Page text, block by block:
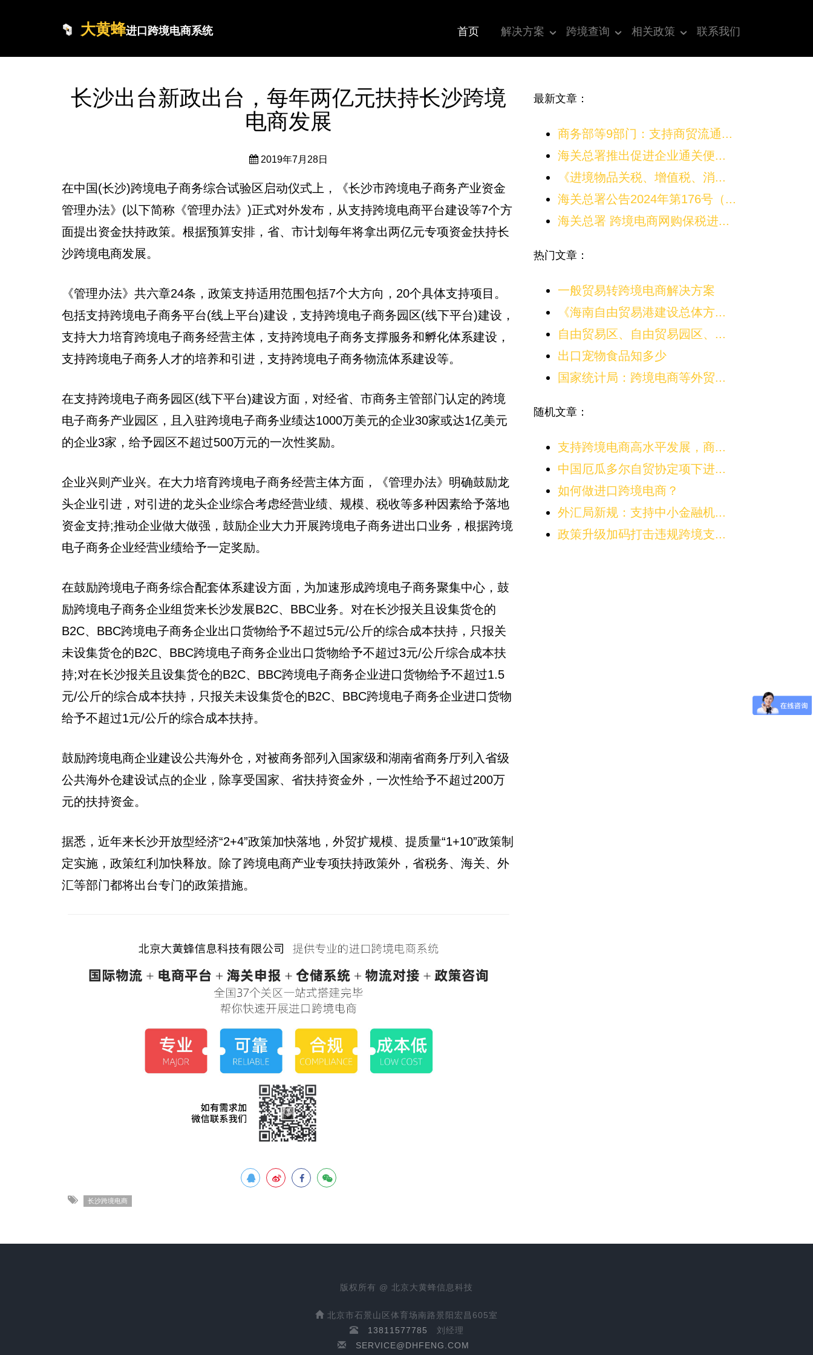
大黄蜂进口跨境电商系统 首页 解决方案 跨境查询 相关政策 联系我们
长沙出台新政出台，每年两亿元扶持长沙跨境
电商发展
2019年7月28日
在中国(长沙)跨境电子商务综合试验区启动仪式上，《长沙市跨境电子商务产业资金
管理办法》(以下简称《管理办法》)正式对外发布，从支持跨境电商平台建设等7个方
面提出资金扶持政策。根据预算安排，省、市计划每年将拿出两亿元专项资金扶持长
沙跨境电商发展。
《管理办法》共六章24条，政策支持适用范围包括7个大方向，20个具体支持项目。
包括支持跨境电子商务平台(线上平台)建设，支持跨境电子商务园区(线下平台)建设，
支持大力培育跨境电子商务经营主体，支持跨境电子商务支撑服务和孵化体系建设，
支持跨境电子商务人才的培养和引进，支持跨境电子商务物流体系建设等。
在支持跨境电子商务园区(线下平台)建设方面，对经省、市商务主管部门认定的跨境
电子商务产业园区，且入驻跨境电子商务业绩达1000万美元的企业30家或达1亿美元
的企业3家，给予园区不超过500万元的一次性奖励。
企业兴则产业兴。在大力培育跨境电子商务经营主体方面，《管理办法》明确鼓励龙
头企业引进，对引进的龙头企业综合考虑经营业绩、规模、税收等多种因素给予落地
资金支持;推动企业做大做强，鼓励企业大力开展跨境电子商务进出口业务，根据跨境
电子商务企业经营业绩给予一定奖励。
在鼓励跨境电子商务综合配套体系建设方面，为加速形成跨境电子商务聚集中心，鼓
励跨境电子商务企业组货来长沙发展B2C、BBC业务。对在长沙报关且设集货仓的
B2C、BBC跨境电子商务企业出口货物给予不超过5元/公斤的综合成本扶持，只报关
未设集货仓的B2C、BBC跨境电子商务企业出口货物给予不超过3元/公斤综合成本扶
持;对在长沙报关且设集货仓的B2C、BBC跨境电子商务企业进口货物给予不超过1.5
元/公斤的综合成本扶持，只报关未设集货仓的B2C、BBC跨境电子商务企业进口货物
给予不超过1元/公斤的综合成本扶持。
鼓励跨境电商企业建设公共海外仓，对被商务部列入国家级和湖南省商务厅列入省级
公共海外仓建设试点的企业，除享受国家、省扶持资金外，一次性给予不超过200万
元的扶持资金。
据悉，近年来长沙开放型经济“2+4”政策加快落地，外贸扩规模、提质量“1+10”政策制
定实施，政策红利加快释放。除了跨境电商产业专项扶持政策外，省税务、海关、外
汇等部门都将出台专门的政策措施。
长沙跨境电商
最新文章：
商务部等9部门：支持商贸流通...
海关总署推出促进企业通关便...
《进境物品关税、增值税、消...
海关总署公告2024年第176号（...
海关总署 跨境电商网购保税进...
热门文章：
一般贸易转跨境电商解决方案
《海南自由贸易港建设总体方...
自由贸易区、自由贸易园区、...
出口宠物食品知多少
国家统计局：跨境电商等外贸...
随机文章：
支持跨境电商高水平发展，商...
中国厄瓜多尔自贸协定项下进...
如何做进口跨境电商？
外汇局新规：支持中小金融机...
政策升级加码打击违规跨境支...
版权所有 @ 北京大黄蜂信息科技
北京市石景山区体育场南路景阳宏昌605室
13811577785
刘经理
SERVICE@DHFENG.COM